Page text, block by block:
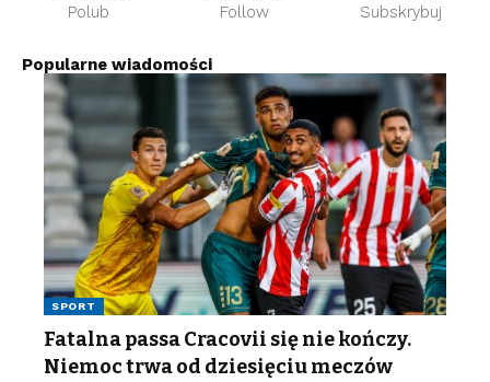
Polub Follow Subskrybuj
Popularne wiadomości
SPORT
Fatalna passa Cracovii się nie kończy.
Niemoc trwa od dziesięciu meczów